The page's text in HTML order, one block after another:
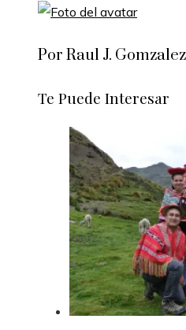
Por Raul J. Gomzalez
Te Puede Interesar